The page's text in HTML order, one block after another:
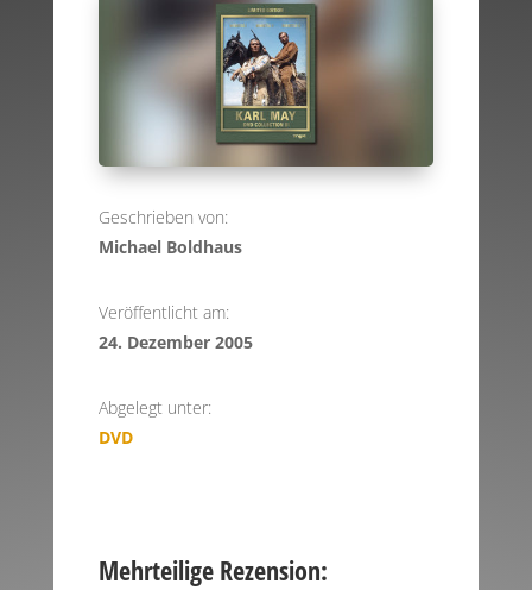
Geschrieben von:
Michael Boldhaus
Veröffentlicht am:
24. Dezember 2005
Abgelegt unter:
DVD
Mehrteilige Rezension: